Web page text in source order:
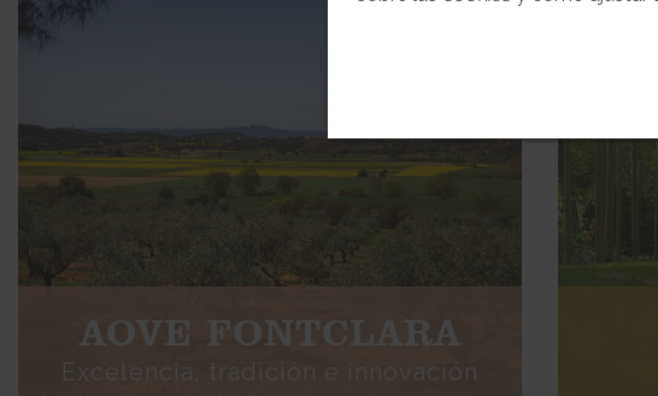
AOVE FONTCLARA
Excelencia, tradición e innovación